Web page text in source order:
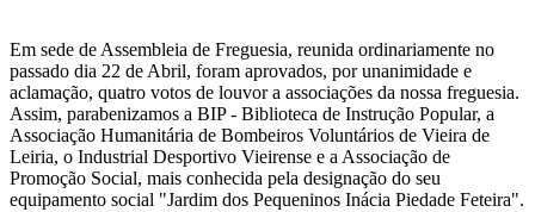
Em sede de Assembleia de Freguesia, reunida ordinariamente no
passado dia 22 de Abril, foram aprovados, por unanimidade e
aclamação, quatro votos de louvor a associações da nossa freguesia.
Assim, parabenizamos a BIP - Biblioteca de Instrução Popular, a
Associação Humanitária de Bombeiros Voluntários de Vieira de
Leiria, o Industrial Desportivo Vieirense e a Associação de
Promoção Social, mais conhecida pela designação do seu
equipamento social "Jardim dos Pequeninos Inácia Piedade Feteira".